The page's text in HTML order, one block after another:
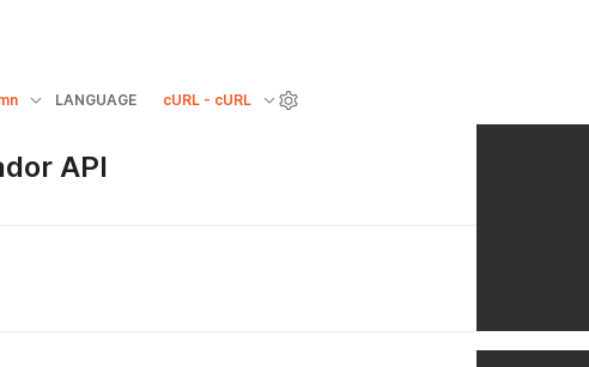
LANGUAGE cURL - cURL
API